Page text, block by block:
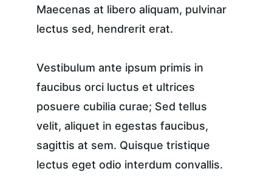
Maecenas at libero aliquam, pulvinar
lectus sed, hendrerit erat.
Vestibulum ante ipsum primis in
faucibus orci luctus et ultrices
posuere cubilia curae; Sed tellus
velit, aliquet in egestas faucibus,
sagittis at sem. Quisque tristique
lectus eget odio interdum convallis.